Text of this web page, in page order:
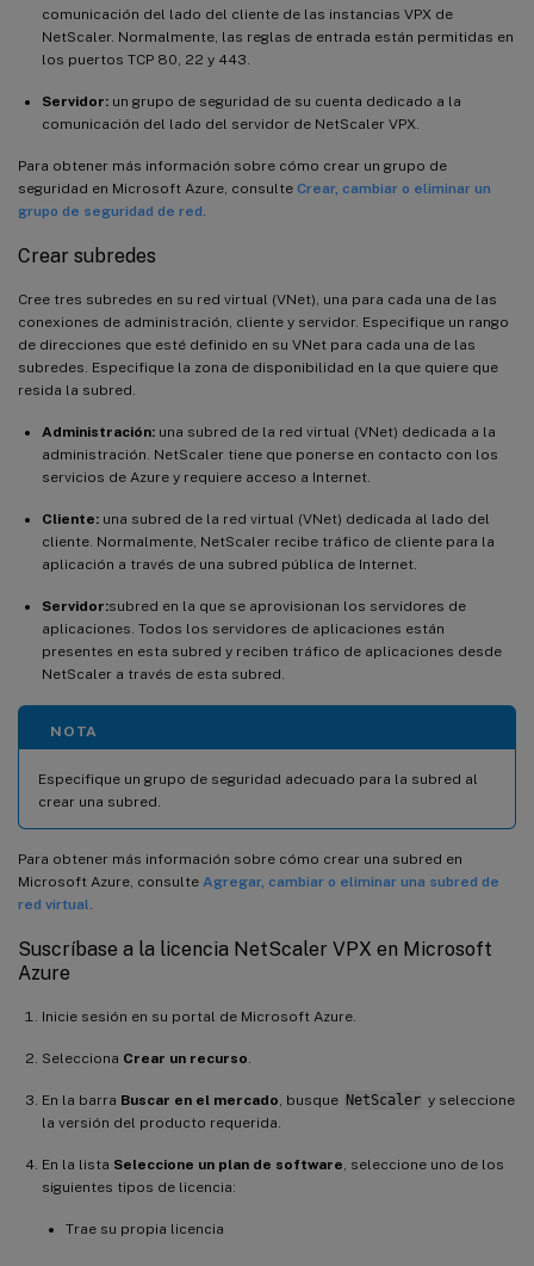
comunicación del lado del cliente de las instancias VPX de
NetScaler. Normalmente, las reglas de entrada están permitidas en
los puertos TCP 80, 22 y 443.
Servidor: un grupo de seguridad de su cuenta dedicado a la
comunicación del lado del servidor de NetScaler VPX.
Para obtener más información sobre cómo crear un grupo de
seguridad en Microsoft Azure, consulte Crear, cambiar o eliminar un
grupo de seguridad de red
Crear subredes
Cree tres subredes en su red virtual (VNet), una para cada una de las
conexiones de administración, cliente y servidor. Especifique un rango
de direcciones que esté definido en su VNet para cada una de las
subredes. Especifique la zona de disponibilidad en la que quiere que
resida la subred.
Administración: una subred de la red virtual (VNet) dedicada a la
administración. NetScaler tiene que ponerse en contacto con los
servicios de Azure y requiere acceso a Internet.
Cliente: una subred de la red virtual (VNet) dedicada al lado del
cliente. Normalmente, NetScaler recibe tráfico de cliente para la
aplicación a través de una subred pública de Internet.
Servidor:subred en la que se aprovisionan los servidores de
aplicaciones. Todos los servidores de aplicaciones están
presentes en esta subred y reciben tráfico de aplicaciones desde
NetScaler a través de esta subred.
NOTA
Especifique un grupo de seguridad adecuado para la subred al
crear una subred.
Para obtener más información sobre cómo crear una subred en
Microsoft Azure, consulte Agregar, cambiar o eliminar una subred de
red virtual
Suscríbase a la licencia NetScaler VPX en Microsoft
Azure
Inicie sesión en su portal de Microsoft Azure.
Selecciona Crear un recurso
En la barra Buscar en el mercado , busque NetScaler y seleccione
la versión del producto requerida.
En la lista Seleccione un plan de software , seleccione uno de los
siguientes tipos de licencia:
Trae su propia licencia